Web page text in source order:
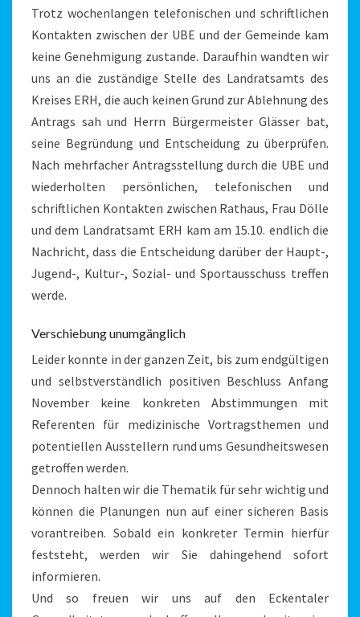
Trotz wochenlangen telefonischen und schriftlichen
Kontakten zwischen der UBE und der Gemeinde kam
keine Genehmigung zustande. Daraufhin wandten wir
uns an die zuständige Stelle des Landratsamts des
Kreises ERH, die auch keinen Grund zur Ablehnung des
Antrags sah und Herrn Bürgermeister Glässer bat,
seine Begründung und Entscheidung zu überprüfen.
Nach mehrfacher Antragsstellung durch die UBE und
wiederholten persönlichen, telefonischen und
schriftlichen Kontakten zwischen Rathaus, Frau Dölle
und dem Landratsamt ERH kam am 15.10. endlich die
Nachricht, dass die Entscheidung darüber der Haupt-,
Jugend-, Kultur-, Sozial- und Sportausschuss treffen
werde.
Verschiebung unumgänglich
Leider konnte in der ganzen Zeit, bis zum endgültigen
und selbstverständlich positiven Beschluss Anfang
November keine konkreten Abstimmungen mit
Referenten für medizinische Vortragsthemen und
potentiellen Ausstellern rund ums Gesundheitswesen
getroffen werden.
Dennoch halten wir die Thematik für sehr wichtig und
können die Planungen nun auf einer sicheren Basis
vorantreiben. Sobald ein konkreter Termin hierfür
feststeht, werden wir Sie dahingehend sofort
informieren.
Und so freuen wir uns auf den Eckentaler